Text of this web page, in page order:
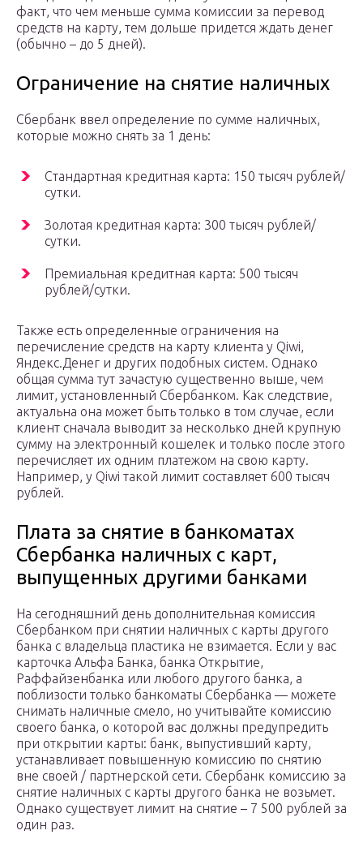
факт, что чем меньше сумма комиссии за перевод
средств на карту, тем дольше придется ждать денег
(обычно – до 5 дней).
Ограничение на снятие наличных
Сбербанк ввел определение по сумме наличных,
которые можно снять за 1 день:
Стандартная кредитная карта: 150 тысяч рублей/
сутки.
Золотая кредитная карта: 300 тысяч рублей/
сутки.
Премиальная кредитная карта: 500 тысяч
рублей/сутки.
Также есть определенные ограничения на
перечисление средств на карту клиента у Qiwi,
Яндекс.Денег и других подобных систем. Однако
общая сумма тут зачастую существенно выше, чем
лимит, установленный Сбербанком. Как следствие,
актуальна она может быть только в том случае, если
клиент сначала выводит за несколько дней крупную
сумму на электронный кошелек и только после этого
перечисляет их одним платежом на свою карту.
Например, у Qiwi такой лимит составляет 600 тысяч
рублей.
Плата за снятие в банкоматах
Сбербанка наличных с карт,
выпущенных другими банками
На сегодняшний день дополнительная комиссия
Сбербанком при снятии наличных с карты другого
банка с владельца пластика не взимается. Если у вас
карточка Альфа Банка, банка Открытие,
Раффайзенбанка или любого другого банка, а
поблизости только банкоматы Сбербанка — можете
снимать наличные смело, но учитывайте комиссию
своего банка, о которой вас должны предупредить
при открытии карты: банк, выпустивший карту,
устанавливает повышенную комиссию по снятию
вне своей / партнерской сети. Сбербанк комиссию за
снятие наличных с карты другого банка не возьмет.
Однако существует лимит на снятие – 7 500 рублей за
один раз.